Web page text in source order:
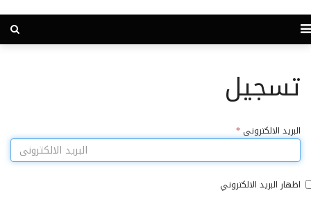
تسجيل
البريد الالكترونى *
اظهار البريد الالكتروني